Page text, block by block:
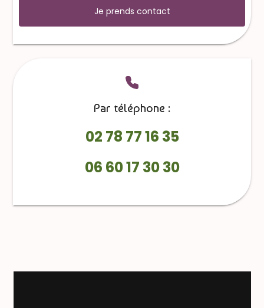
Je prends contact
Par téléphone :
02 78 77 16 35
06 60 17 30 30